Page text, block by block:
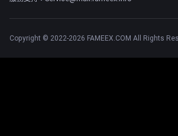
Copyright © 2022-2026 FAMEEX.COM All Rights